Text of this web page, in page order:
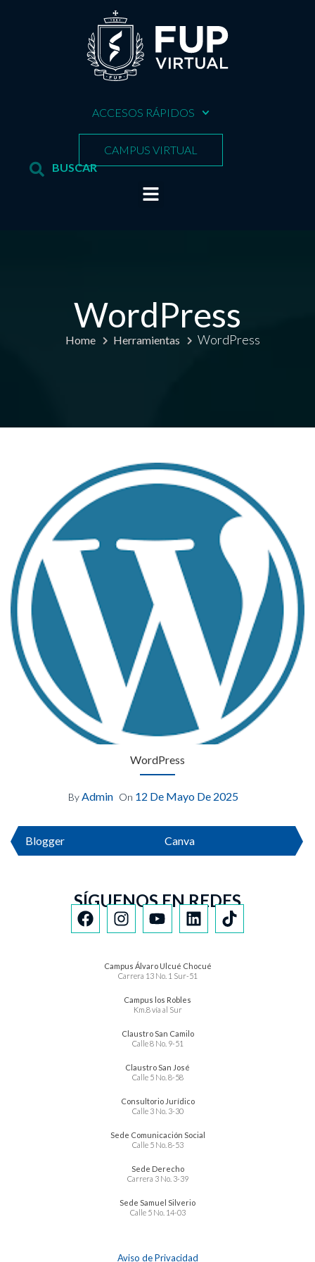
ACCESOS RÁPIDOS
CAMPUS VIRTUAL
WordPress
Home Herramientas WordPress
WordPress
ByAdmin On 12 De Mayo De 2025
Blogger Canva
SÍGUENOS EN REDES
Campus Álvaro Ulcué Chocué
Carrera 13 No. 1 Sur-51
Campus los Robles
Km.8 vía al Sur
Claustro San Camilo
Calle 8 No. 9-51
Claustro San José
Calle 5 No. 8-58
Consultorio Jurídico
Calle 3 No. 3-30
Sede Comunicación Social
Calle 5 No. 8-53
Sede Derecho
Carrera 3 No. 3-39
Sede Samuel Silverio
Calle 5 No. 14-03
Aviso de Privacidad